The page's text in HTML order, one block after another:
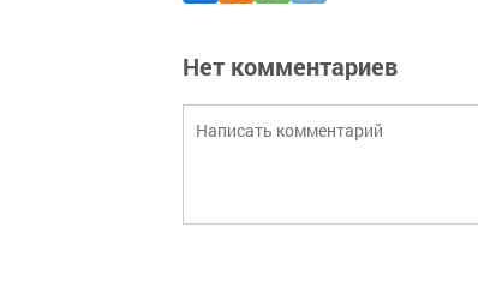
Нет комментариев